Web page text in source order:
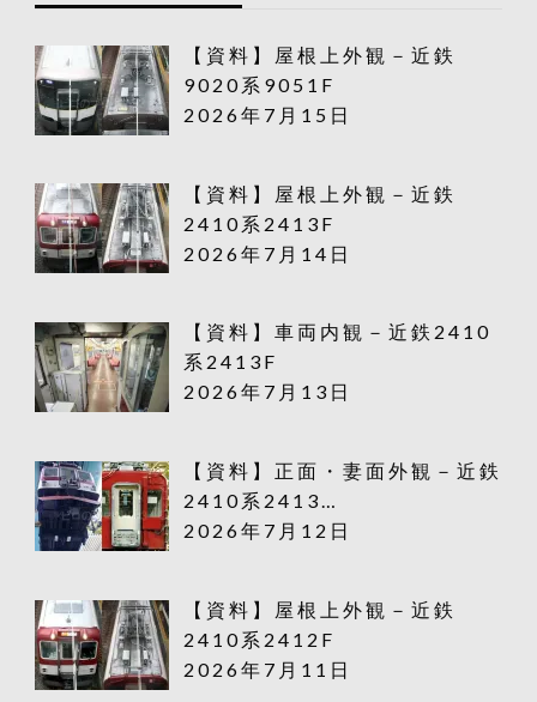
【資料】屋根上外観－近鉄
9020系9051F
2026年7月15日
【資料】屋根上外観－近鉄
2410系2413F
2026年7月14日
【資料】車両内観－近鉄2410
系2413F
2026年7月13日
【資料】正面・妻面外観－近鉄
2410系2413…
2026年7月12日
【資料】屋根上外観－近鉄
2410系2412F
2026年7月11日